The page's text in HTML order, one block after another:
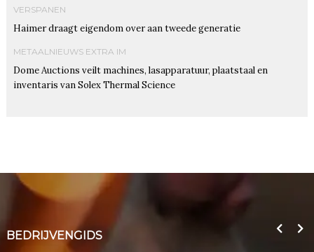
VERSPANEN
Haimer draagt eigendom over aan tweede generatie
METAALNIEUWS EXTRA IM
Dome Auctions veilt machines, lasapparatuur, plaatstaal en
inventaris van Solex Thermal Science
BEDRIJVENGIDS